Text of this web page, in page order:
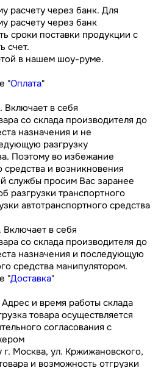
расчету через банк. Для
расчету через банк
сроки поставки продукции с
счет.
в нашем шоу-руме.
"Оплата"
Включает в себя
со склада производителя до
назначения и не
разгрузку
Поэтому во избежание
средства и возникновения
службы просим Вас заранее
разгрузки транспортного
автотранспортного средства
Включает в себя
со склада производителя до
назначения и последующую
средства манипулятором.
"Доставка"
и время работы склада
товара осуществляется
согласования с
Москва, ул. Кржижановского,
и возможность отгрузки